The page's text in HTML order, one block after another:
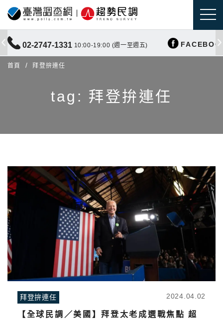
02-2747-1331 10:00-19:00 (週一至週五)
首頁 拜登拚連任
tag: 拜登拚連任
拜登拚連任 2024.04.02
【全球民調／美國】拜登太老成選戰焦點 超